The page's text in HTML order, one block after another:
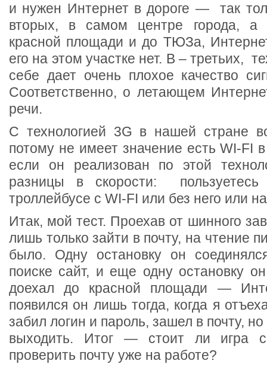
и нужен Интернет в дороге — так
вторых, в самом центре города, а
красной площади и до ТЮЗа,
его на этом участке нет. В – третьих,
себе дает очень плохое качество
Соответственно, о летающем
речи.
С технологией 3G в нашей стране
потому не имеет значение есть WI-FI
если он реализован по этой
разницы в скорости:
троллейбусе с WI-FI или без него или
Итак, мой тест. Проехав от шинного
лишь только зайти в почту, на чтение
было. Одну остановку он
поиске сайт, и еще одну остановку
доехал до красной площади —
появился он лишь тогда, когда я
забил логин и пароль, зашел в почту,
выходить. Итог — стоит ли игра
проверить почту уже на работе?